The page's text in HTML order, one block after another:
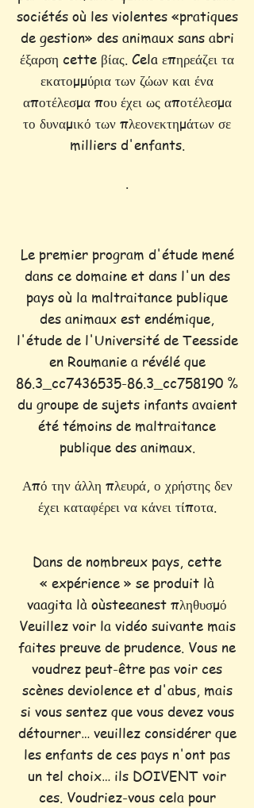
sociétés où les violentes «pratiques
de gestion» des animaux sans abri
έξαρση cette βίας. Cela επηρεάζει τα
εκατομμύρια των ζώων και ένα
αποτέλεσμα που έχει ως αποτέλεσμα
το δυναμικό των πλεονεκτημάτων σε
milliers d'enfants.
.
Le premier program d'étude mené
dans ce domaine et dans l'un des
pays où la maltraitance publique
des animaux est endémique,
l'étude de l'Université de Teesside
en Roumanie a révélé que
86.3_cc7436535-86.3_cc758190 %
du groupe de sujets infants avaient
été témoins de maltraitance
publique des animaux.
Από την άλλη πλευρά, ο χρήστης δεν
έχει καταφέρει να κάνει τίποτα.
Dans de nombreux pays, cette
« expérience » se produit là
vaagita là oùsteeanest πληθυσμό
Veuillez voir la vidéo suivante mais
faites preuve de prudence. Vous ne
voudrez peut-être pas voir ces
scènes deviolence et d'abus, mais
si vous sentez que vous devez vous
détourner… veuillez considérer que
les enfants de ces pays n'ont pas
un tel choix… ils DOIVENT voir
ces. Voudriez-vous cela pour